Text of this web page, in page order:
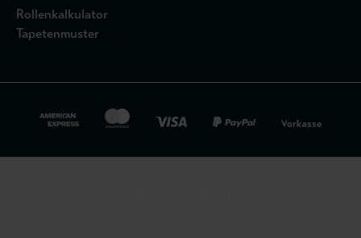
Rollenkalkulator
Tapetenmuster